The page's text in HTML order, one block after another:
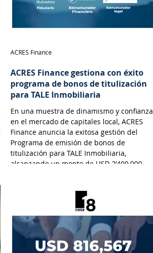
ACRES Finance gestiona con éxito
programa de bonos de titulización
para TALE Inmobiliaria
En una muestra de dinamismo y confianza
en el mercado de capitales local, ACRES
Finance anuncia la exitosa gestión del
Programa de emisión de bonos de
titulización para TALE Inmobiliaria,
alcanzando un monto de USD 2’400,000.
ACRES Finance